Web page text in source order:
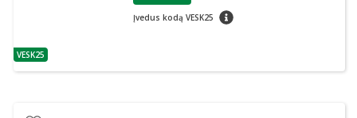
patarimas
VESK25
Įvedus kodą VESK25 patarimas